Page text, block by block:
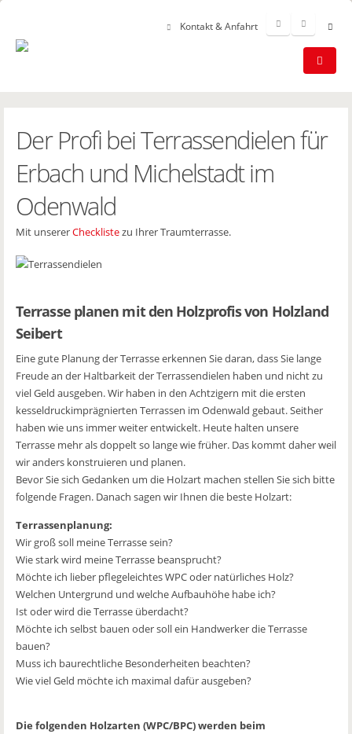
Kontakt & Anfahrt
Der Profi bei Terrassendielen für
Erbach und Michelstadt im
Odenwald
Mit unsererChecklistezu Ihrer Traumterrasse.
Terrasse planen mit den Holzprofis von Holzland
Seibert
Eine gute Planung der Terrasse erkennen Sie daran, dass Sie lange
Freude an der Haltbarkeit der Terrassendielen haben und nicht zu
viel Geld ausgeben. Wir haben in den Achtzigern mit die ersten
kesseldruckimprägnierten Terrassen im Odenwald gebaut. Seither
haben wie uns immer weiter entwickelt. Heute halten unsere
Terrasse mehr als doppelt so lange wie früher. Das kommt daher weil
wir anders konstruieren und planen.
Bevor Sie sich Gedanken um die Holzart machen stellen Sie sich bitte
folgende Fragen. Danach sagen wir Ihnen die beste Holzart:
Terrassenplanung:
Wir groß soll meine Terrasse sein?
Wie stark wird meine Terrasse beansprucht?
Möchte ich lieber pflegeleichtes WPC oder natürliches Holz?
Welchen Untergrund und welche Aufbauhöhe habe ich?
Ist oder wird die Terrasse überdacht?
Möchte ich selbst bauen oder soll ein Handwerker die Terrasse
bauen?
Muss ich baurechtliche Besonderheiten beachten?
Wie viel Geld möchte ich maximal dafür ausgeben?
Die folgenden Holzarten (WPC/BPC) werden beim